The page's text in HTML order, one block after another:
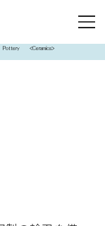
Pottery <Ceramics>